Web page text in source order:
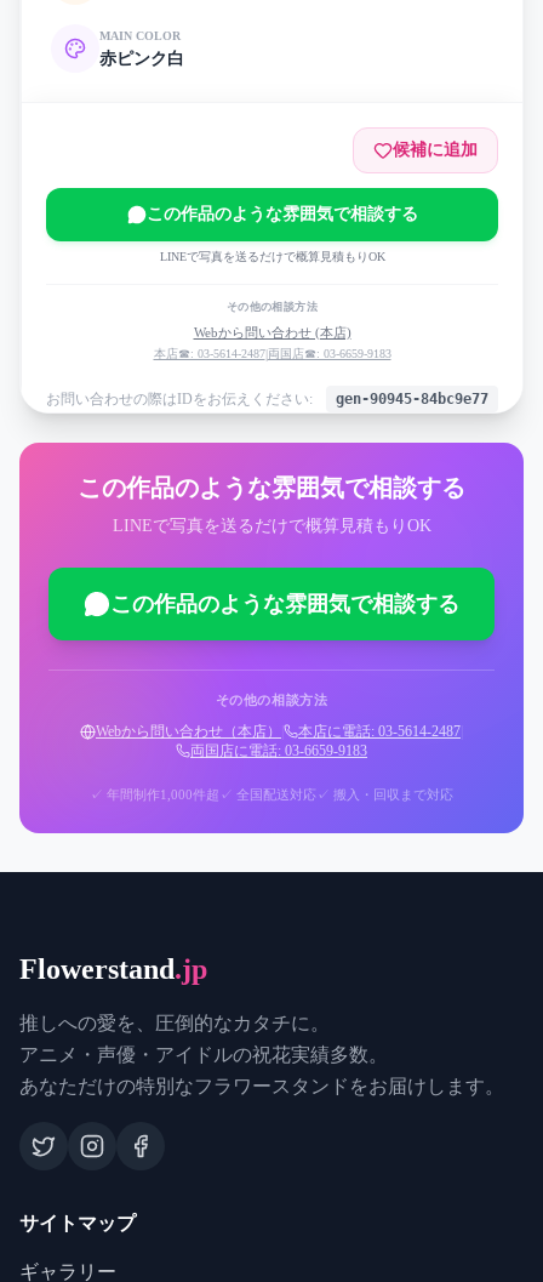
MAIN COLOR
赤ピンク 白
候補に追加
この作品のような雰囲気で相談する
LINEで写真を送るだけで概算見積もりOK
その他の相談方法
Webから問い合わせ (本店)
本店☎: 03-5614-2487|両国店☎: 03-6659-9183
お問い合わせの際はIDをお伝えください: gen-90945-84bc9e77
この作品のような雰囲気で相談する
LINEで写真を送るだけで概算見積もりOK
この作品のような雰囲気で相談する
その他の相談方法
Webから問い合わせ（本店） 本店に電話: 03-5614-2487
両国店に電話: 03-6659-9183
✓ 年間制作1,000件超 ✓ 全国配送対応 ✓ 搬入・回収まで対応
Flowerstand.jp
推しへの愛を、圧倒的なカタチに。
アニメ・声優・アイドルの祝花実績多数。
あなただけの特別なフラワースタンドをお届けします。
サイトマップ
ギャラリー